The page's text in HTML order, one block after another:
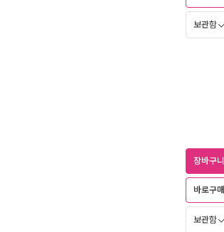
보관함
장바구니
바로구매
보관함